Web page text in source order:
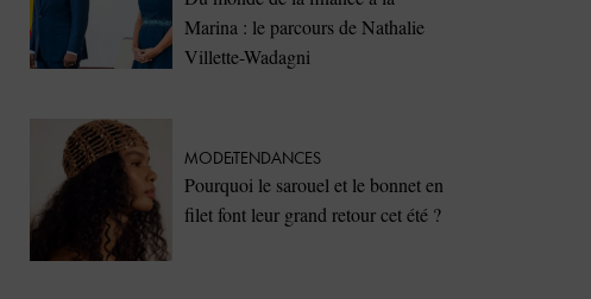
Marina : le parcours de Nathalie
Villette-Wadagni
MODETENDANCES
Pourquoi le sarouel et le bonnet en
filet font leur grand retour cet été ?